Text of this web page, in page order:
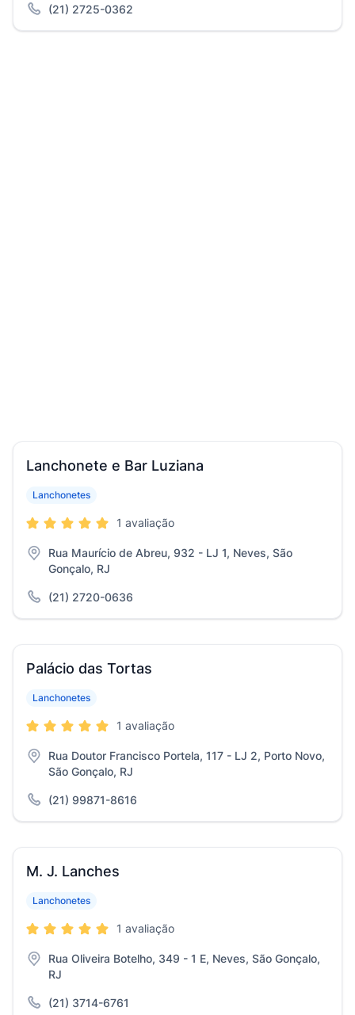
(21) 2725-0362
Lanchonete e Bar Luziana
Lanchonetes
1 avaliação
Rua Maurício de Abreu, 932 - LJ 1, Neves, São
Gonçalo, RJ
(21) 2720-0636
Palácio das Tortas
Lanchonetes
1 avaliação
Rua Doutor Francisco Portela, 117 - LJ 2, Porto Novo,
São Gonçalo, RJ
(21) 99871-8616
M. J. Lanches
Lanchonetes
1 avaliação
Rua Oliveira Botelho, 349 - 1 E, Neves, São Gonçalo,
RJ
(21) 3714-6761